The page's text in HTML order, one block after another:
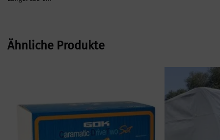
Ähnliche Produkte